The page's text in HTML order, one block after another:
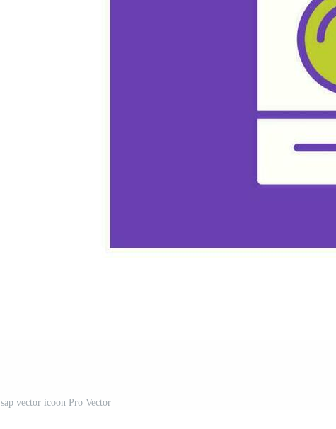
sap vector icoon Pro Vector